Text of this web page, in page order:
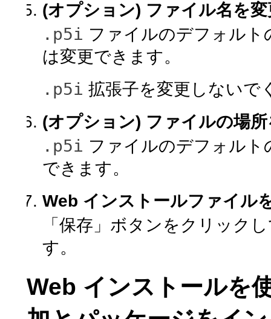
(オプション) ファイル名を
.p5i ファイルのデフォル
は変更できます。
.p5i 拡張子を変更しないで
(オプション) ファイルの場
.p5i ファイルのデフォルト
できます。
Web インストールファイル
「保存」ボタンをクリック
す。
Web インストールを